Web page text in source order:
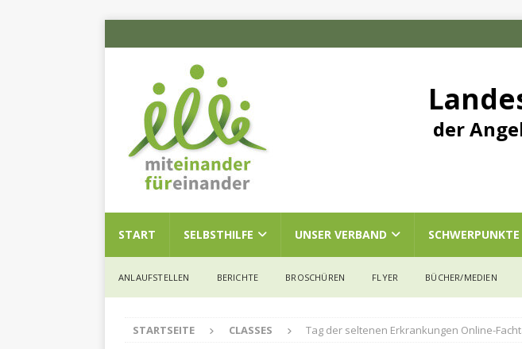
der
START SELBSTHILFE UNSER VERBAND SCHWERPUNKTE
ANLAUFSTELLEN BERICHTE BROSCHÜREN FLYER BÜCHER/MEDIEN
STARTSEITE CLASSES Tag der seltenen Erkrankungen Online-